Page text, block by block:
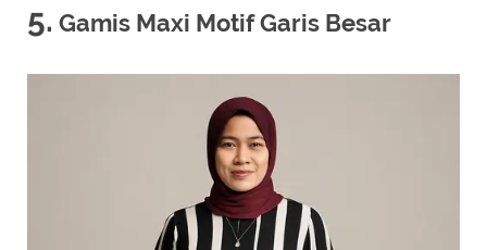
5. Gamis Maxi Motif Garis Besar